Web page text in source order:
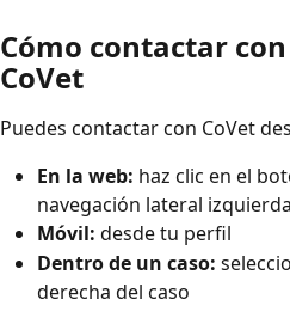
Cómo contactar
CoVet
Puedes contactar con CoVet
En la web: haz clic en el
navegación lateral izquierda
Móvil: desde tu perfil
Dentro de un caso:
derecha del caso